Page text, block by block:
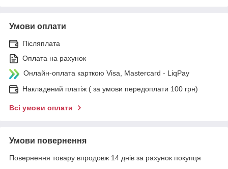
Умови оплати
Післяплата
Оплата на рахунок
Онлайн-оплата карткою Visa, Mastercard - LiqPay
Накладений платіж ( за умови передоплати 100 грн)
Всі умови оплати
Умови повернення
Повернення товару впродовж 14 днів за рахунок покупця